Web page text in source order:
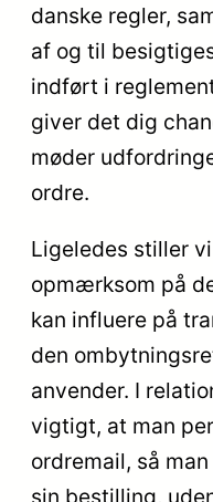
danske regler,
af og til
indført i
giver det dig
møder
ordre.
Ligeledes stiller
opmærksom på
kan influere på
den
anvender. I
vigtigt, at man
ordremail, så
sin bestilling,